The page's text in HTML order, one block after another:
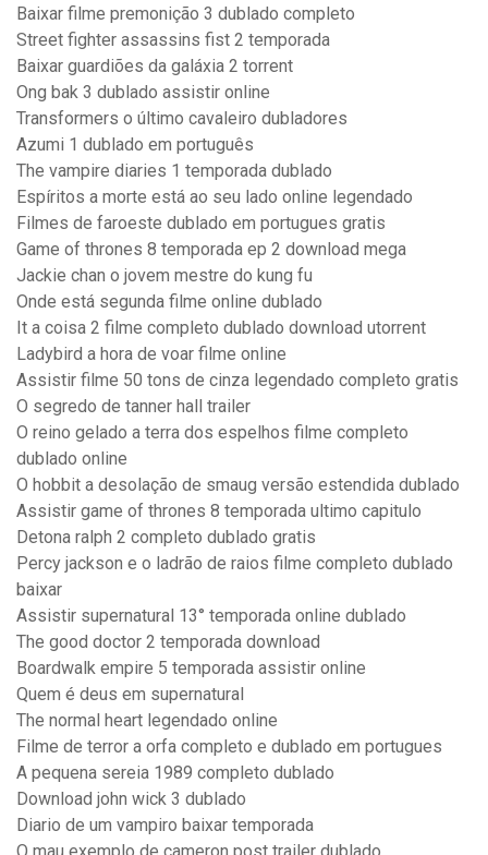
Baixar filme premonição 3 dublado completo
Street fighter assassins fist 2 temporada
Baixar guardiões da galáxia 2 torrent
Ong bak 3 dublado assistir online
Transformers o último cavaleiro dubladores
Azumi 1 dublado em português
The vampire diaries 1 temporada dublado
Espíritos a morte está ao seu lado online legendado
Filmes de faroeste dublado em portugues gratis
Game of thrones 8 temporada ep 2 download mega
Jackie chan o jovem mestre do kung fu
Onde está segunda filme online dublado
It a coisa 2 filme completo dublado download utorrent
Ladybird a hora de voar filme online
Assistir filme 50 tons de cinza legendado completo gratis
O segredo de tanner hall trailer
O reino gelado a terra dos espelhos filme completo
dublado online
O hobbit a desolação de smaug versão estendida dublado
Assistir game of thrones 8 temporada ultimo capitulo
Detona ralph 2 completo dublado gratis
Percy jackson e o ladrão de raios filme completo dublado
baixar
Assistir supernatural 13° temporada online dublado
The good doctor 2 temporada download
Boardwalk empire 5 temporada assistir online
Quem é deus em supernatural
The normal heart legendado online
Filme de terror a orfa completo e dublado em portugues
A pequena sereia 1989 completo dublado
Download john wick 3 dublado
Diario de um vampiro baixar temporada